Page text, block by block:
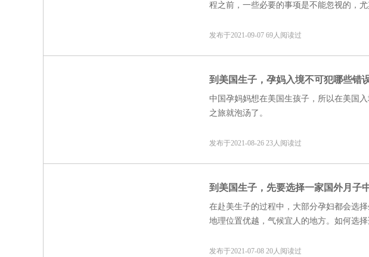
程之前，一些必要的事项是不能忽视的，
发布于2021-09-07 69人阅读过
到美国生子，孕妈入境不可犯哪些错
中国孕妈妈想在美国生孩子，所以在美国
之旅就泡汤了。
发布于2021-08-26 23人阅读过
到美国生子，先要选择一家国外月子
在赴美生子的过程中，大部分孕妇都会选
地理位置优越，气候宜人的地方。如何选
发布于2021-07-08 20人阅读过